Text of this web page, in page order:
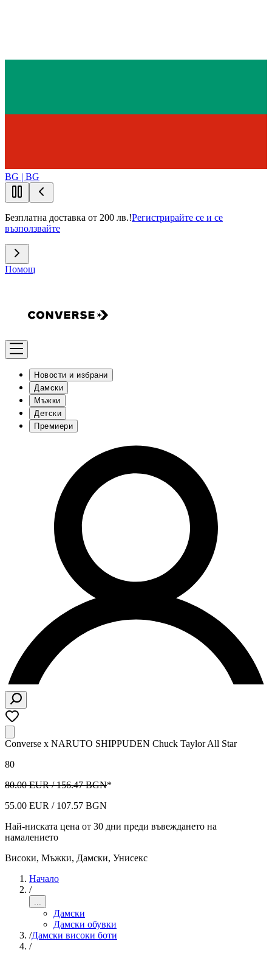
BG | BG
Безплатна доставка от 200 лв.!Регистрирайте се и се
възползвайте
Помощ
Новости и избрани
Дамски
Мъжки
Детски
Премиери
Converse x NARUTO SHIPPUDEN Chuck Taylor All Star
80
80.00 EUR / 156.47 BGN*
55.00 EUR / 107.57 BGN
Най-ниската цена от 30 дни преди въвеждането на
намалението
Високи, Мъжки, Дамски, Унисекс
Начало
/
...
Дамски
Дамски обувки
/Дамски високи боти
/